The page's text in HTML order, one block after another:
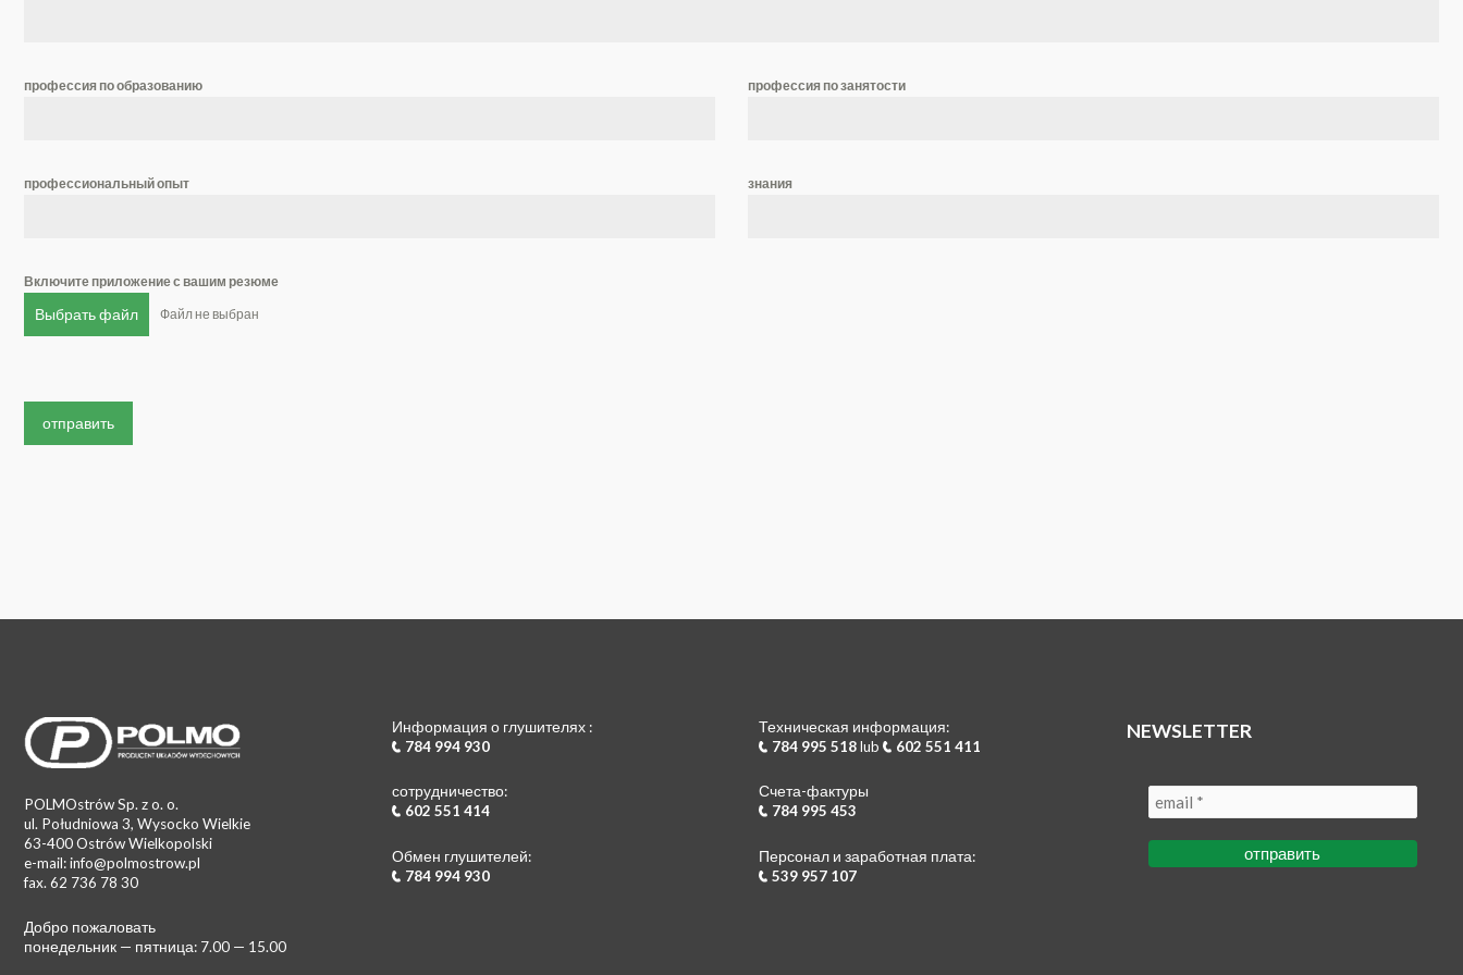
профессия по образованию профессия по занятости
профессиональный опыт знания
Включите приложение с вашим резюме
Выбрать файл Файл не выбран
отправить
POLMOstrów Sp. z o. o.
ul. Południowa 3, Wysocko Wielkie
63-400 Ostrów Wielkopolski
e-mail: info@polmostrow.pl
fax. 62 736 78 30
Добро пожаловать
понедельник — пятница: 7.00 — 15.00
Информация о глушителях :
784 994 930
сотрудничество:
602 551 414
Обмен глушителей:
784 994 930
Техническая информация:
784 995 518lub 602 551 411
Счета-фактуры
784 995 453
Персонал и заработная плата:
539 957 107
NEWSLETTER